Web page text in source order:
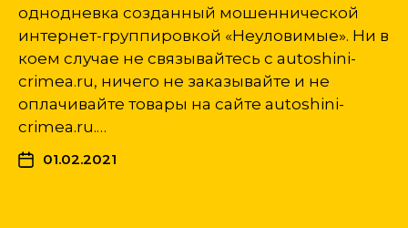
однодневка созданный мошеннической
интернет-группировкой «Неуловимые». Ни в
коем случае не связывайтесь с autoshini-
crimea.ru, ничего не заказывайте и не
оплачивайте товары на сайте autoshini-
crimea.ru.…
01.02.2021